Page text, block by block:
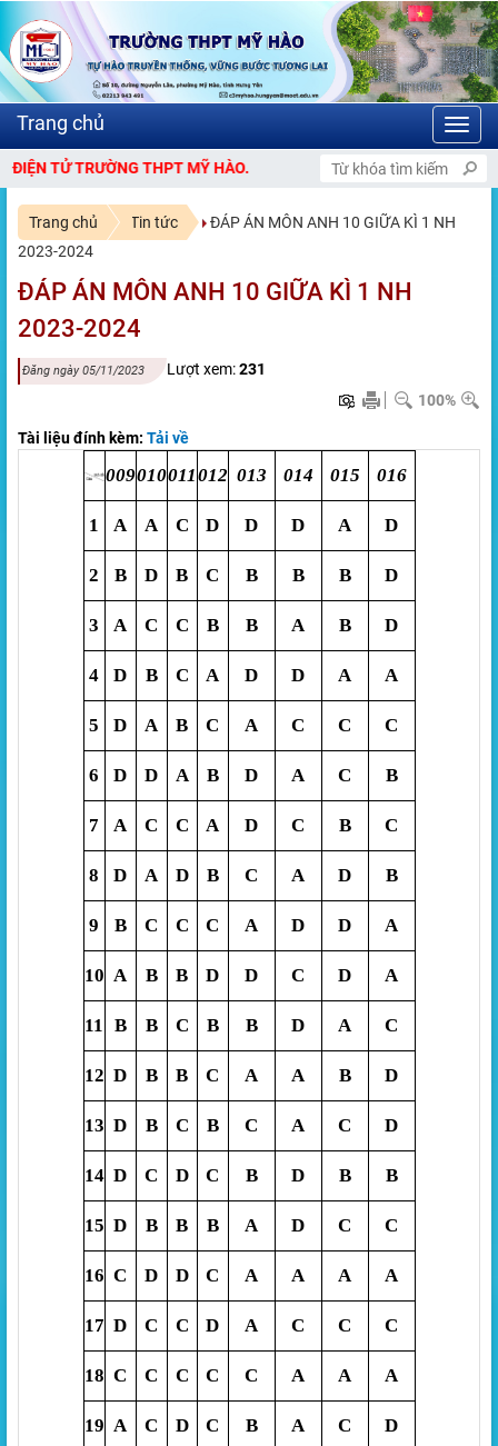
THPT MỸ HÀO.
Trang chủ Tin tức
ĐÁP ÁN MÔN ANH 10 GIỮA KÌ 1 NH
2023-2024
ĐÁP ÁN MÔN ANH 10 GIỮA KÌ 1 NH
2023-2024
Đăng ngày 05/11/2023 Lượt xem:231
100%
Tài liệu đính kèm: Tải về
009010011012 013 014 015 016
1 A A C D D D A D
2 B D B C B B B D
3 A C C B B A B D
4 D B C A D D A A
5 D A B C A C C C
6 D D A B D A C B
7 A C C A D C B C
8 D A D B C A D B
9 B C C C A D D A
10 A B B D D C D A
11 B B C B B D A C
12 D B B C A A B D
13 D B C B C A C D
14 D C D C B D B B
15 D B B B A D C C
16 C D D C A A A A
17 D C C D A C C C
18 C C C C C A A A
19 A C D C B A C D